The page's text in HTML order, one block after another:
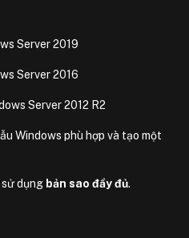
Server 2019
Server 2016
Server 2012 R2
Windows phù hợp và tạo một
dụng bản sao đầy đủ.